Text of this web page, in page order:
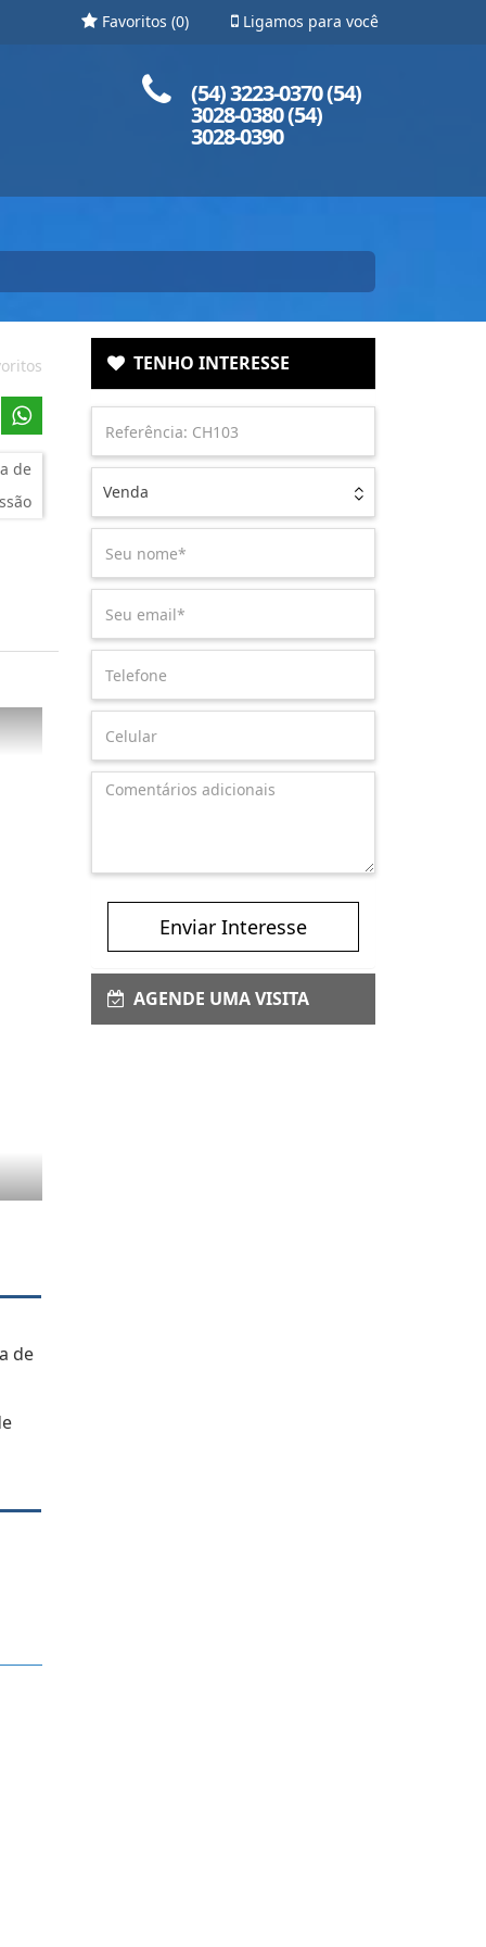
Ligamos para você
Favoritos (0)
(54) 3223-0370 (54)
3028-0380 (54)
3028-0390
de
de
TENHO INTERESSE
Venda
Enviar Interesse
AGENDE UMA VISITA